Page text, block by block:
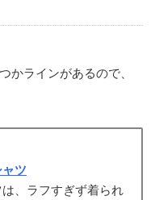
かラインがあるので、
ツ
、ラフすぎず着られ